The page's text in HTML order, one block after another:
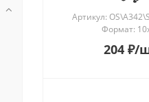
Артикул:
Формат:
204 ₽/